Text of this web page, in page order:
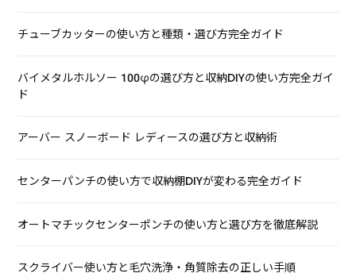
チューブカッターの使い方と種類・選び方完全ガイド
バイメタルホルソー 100φの選び方と収納DIYの使い方完全ガイ
ド
アーバー スノーボード レディースの選び方と収納術
センターパンチの使い方で収納棚DIYが変わる完全ガイド
オートマチックセンターポンチの使い方と選び方を徹底解説
スクライバー使い方と毛穴洗浄・角質除去の正しい手順